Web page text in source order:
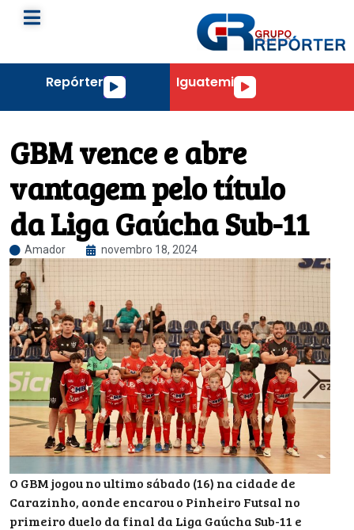
RepórterTocador
IguatemiTocador
GBM vence e abre
vantagem pelo título
da Liga Gaúcha Sub-11
Amador novembro 18, 2024
O GBM jogou no ultimo sábado (16) na cidade de
Carazinho, aonde encarou o Pinheiro Futsal no
primeiro duelo da final da Liga Gaúcha Sub-11 e